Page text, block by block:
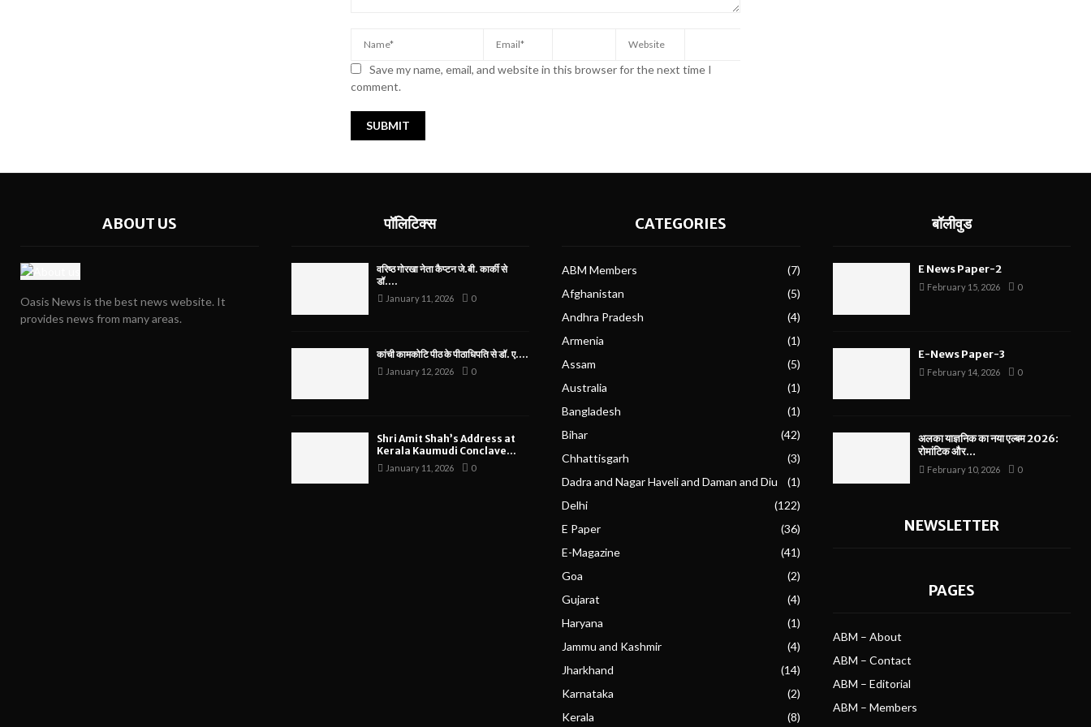
Save my name, email, and website in this browser for the next time I
comment.
ABOUT US
Oasis News is the best news website. It
provides news from many areas.
पॉलिटिक्स
वरिष्ठ गोरखा नेता कैप्टन जे.बी. कार्की से
डॉ....
January 11, 2026 0
कांची कामकोटि पीठ के पीठाधिपति से डॉ. ए....
January 12, 2026 0
Shri Amit Shah’s Address at
Kerala Kaumudi Conclave...
January 11, 2026 0
CATEGORIES
ABM Members
(7)
Afghanistan
(5)
Andhra Pradesh
(4)
Armenia
(1)
Assam
(5)
Australia
(1)
Bangladesh
(1)
Bihar
(42)
Chhattisgarh
(3)
Dadra and Nagar Haveli and Daman and Diu
(1)
Delhi
(122)
E Paper
(36)
E-Magazine
(41)
Goa
(2)
Gujarat
(4)
Haryana
(1)
Jammu and Kashmir
(4)
Jharkhand
(14)
Karnataka
(2)
Kerala
(8)
बॉलीवुड
E News Paper-2
February 15, 2026 0
E-News Paper-3
February 14, 2026 0
अलका याज्ञनिक का नया एल्बम 2026:
रोमांटिक और...
February 10, 2026 0
NEWSLETTER
PAGES
ABM – About
ABM – Contact
ABM – Editorial
ABM – Members